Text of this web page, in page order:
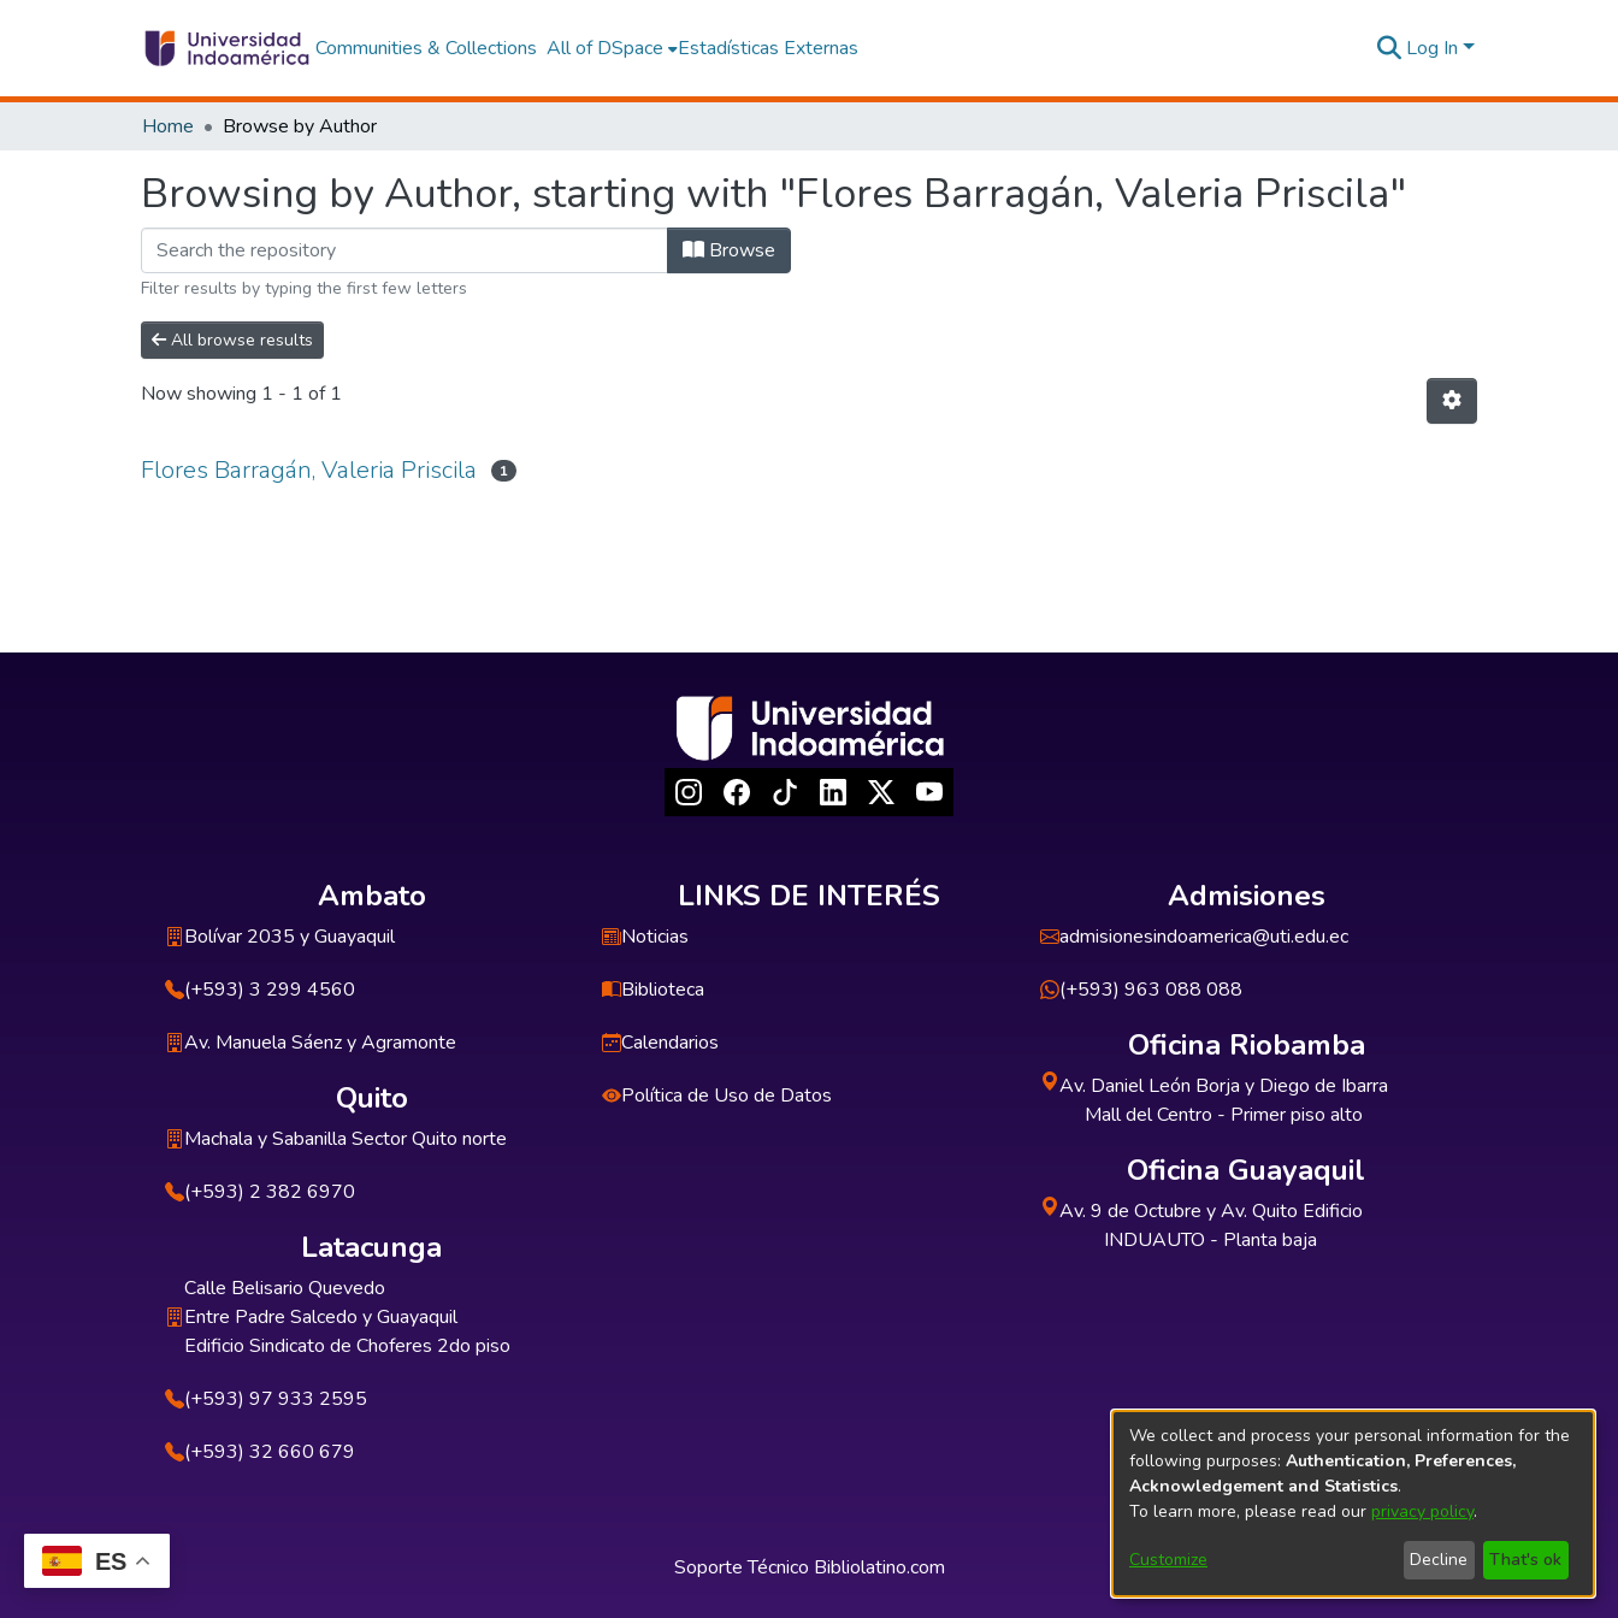
ES
Communities & Collections All of DSpace Estadísticas Externas Log In
Home Browse by Author
Browsing by Author, starting with "Flores Barragán, Valeria Priscila"
Browse
Filter results by typing the first few letters
All browse results
Now showing 1 - 1 of 1
Flores Barragán, Valeria Priscila 1
Ambato
Bolívar 2035 y Guayaquil
(+593) 3 299 4560
Av. Manuela Sáenz y Agramonte
Quito
Machala y Sabanilla Sector Quito norte
(+593) 2 382 6970
Latacunga
Calle Belisario Quevedo
Entre Padre Salcedo y Guayaquil
Edificio Sindicato de Choferes 2do piso
(+593) 97 933 2595
(+593) 32 660 679
LINKS DE INTERÉS
Noticias
Biblioteca
Calendarios
Política de Uso de Datos
Admisiones
admisionesindoamerica@uti.edu.ec
(+593) 963 088 088
Oficina Riobamba
Av. Daniel León Borja y Diego de Ibarra
Mall del Centro - Primer piso alto
Oficina Guayaquil
Av. 9 de Octubre y Av. Quito Edificio
INDUAUTO - Planta baja
Soporte Técnico Bibliolatino.com
We collect and process your personal information for the
following purposes: Authentication, Preferences,
Acknowledgement and Statistics.
To learn more, please read our privacy policy.
Customize Decline That's ok